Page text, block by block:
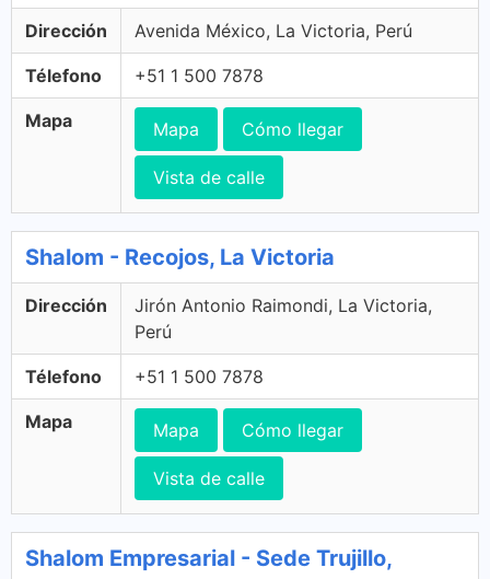
Dirección Avenida México, La Victoria, Perú
Télefono +51 1 500 7878
Mapa Mapa Cómo llegar
Vista de calle
Shalom - Recojos, La Victoria
Dirección
Jirón Antonio Raimondi, La Victoria,
Perú
Télefono +51 1 500 7878
Mapa Mapa Cómo llegar
Vista de calle
Shalom Empresarial - Sede Trujillo,